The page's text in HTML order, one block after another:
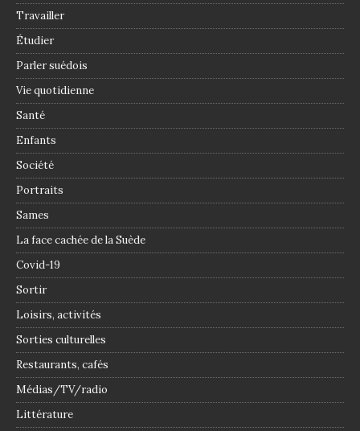
Travailler
Étudier
Parler suédois
Vie quotidienne
Santé
Enfants
Société
Portraits
Sames
La face cachée de la Suède
Covid-19
Sortir
Loisirs, activités
Sorties culturelles
Restaurants, cafés
Médias/TV/radio
Littérature